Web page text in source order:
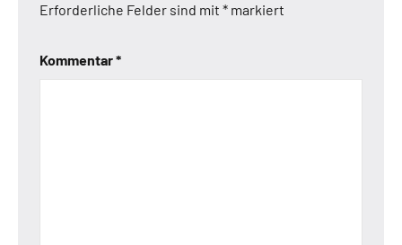
Erforderliche Felder sind mit * markiert
Kommentar*